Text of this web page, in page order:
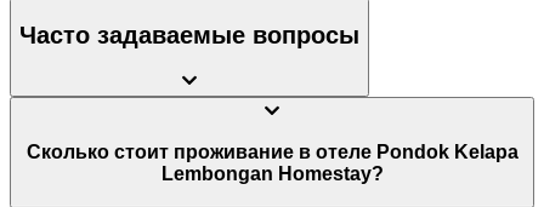
Часто задаваемые вопросы
Сколько стоит проживание в отеле Pondok Kelapa
Lembongan Homestay?